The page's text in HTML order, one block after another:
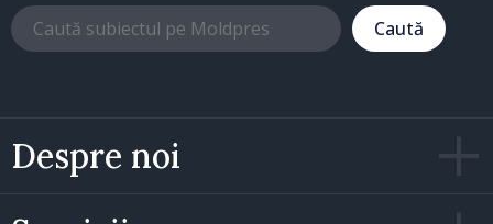
Despre noi
Caută